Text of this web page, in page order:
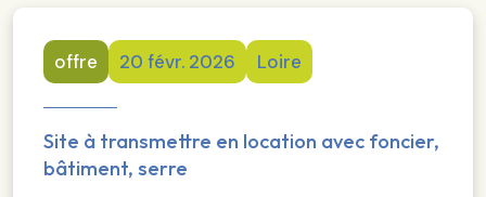
offre 20 févr. 2026 Loire
Site à transmettre en location avec foncier,
bâtiment, serre